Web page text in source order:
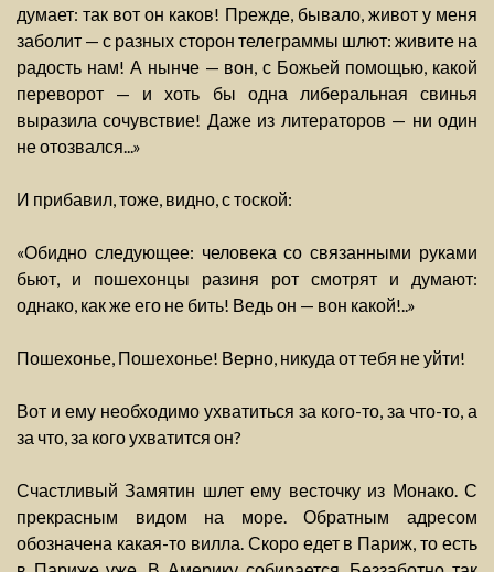
думает: так вот он каков! Прежде, бывало, живот у меня
заболит — с разных сторон телеграммы шлют: живите на
радость нам! А нынче — вон, с Божьей помощью, какой
переворот — и хоть бы одна либеральная свинья
выразила сочувствие! Даже из литераторов — ни один
не отозвался...»
И прибавил, тоже, видно, с тоской:
«Обидно следующее: человека со связанными руками
бьют, и пошехонцы разиня рот смотрят и думают:
однако, как же его не бить! Ведь он — вон какой!..»
Пошехонье, Пошехонье! Верно, никуда от тебя не уйти!
Вот и ему необходимо ухватиться за кого-то, за что-то, а
за что, за кого ухватится он?
Счастливый Замятин шлет ему весточку из Монако. С
прекрасным видом на море. Обратным адресом
обозначена какая-то вилла. Скоро едет в Париж, то есть